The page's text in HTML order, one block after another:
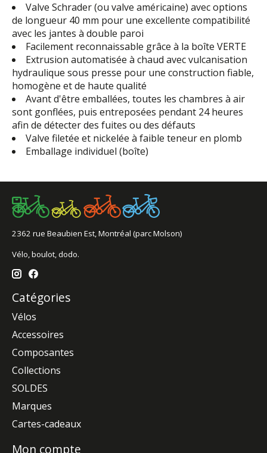
Valve Schrader (ou valve américaine) avec options
de longueur 40 mm pour une excellente compatibilité
avec les jantes à double paroi
Facilement reconnaissable grâce à la boîte VERTE
Extrusion automatisée à chaud avec vulcanisation
hydraulique sous presse pour une construction fiable,
homogène et de haute qualité
Avant d'être emballées, toutes les chambres à air
sont gonflées, puis entreposées pendant 24 heures
afin de détecter des fuites ou des défauts
Valve filetée et nickelée à faible teneur en plomb
Emballage individuel (boîte)
2362 rue Beaubien Est, Montréal (parc Molson)
Vélo, boulot, dodo.
Catégories
Vélos
Accessoires
Composantes
Collections
SOLDES
Marques
Cartes-cadeaux
Mon compte